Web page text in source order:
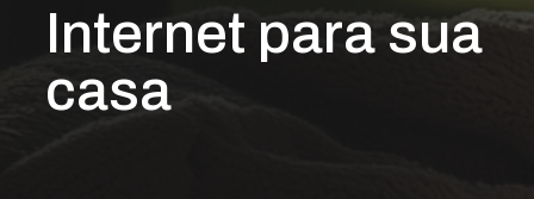
Internet para sua
casa